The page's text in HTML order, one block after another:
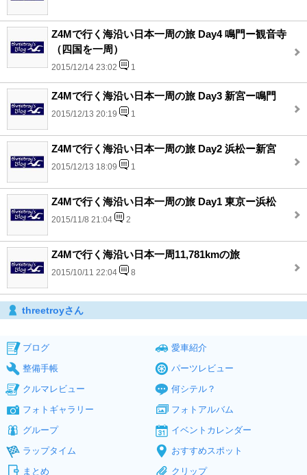
Z4Mで行く海沿い日本一周の旅 Day4 鳴門ー観音寺
（四国を一周）
2015/12/14 23:02 1
Z4Mで行く海沿い日本一周の旅 Day3 新宮ー鳴門
2015/12/13 20:19 1
Z4Mで行く海沿い日本一周の旅 Day2 浜松ー新宮
2015/12/13 18:09 1
Z4Mで行く海沿い日本一周の旅 Day1 東京ー浜松
2015/11/8 21:04 2
Z4Mで行く海沿い日本一周11,781kmの旅
2015/10/11 22:04 8
threetroyさん
ブログ
愛車紹介
整備手帳
パーツレビュー
クルマレビュー
何シテル？
フォトギャラリー
フォトアルバム
グループ
イベントカレンダー
ラップタイム
おすすめスポット
まとめ
クリップ